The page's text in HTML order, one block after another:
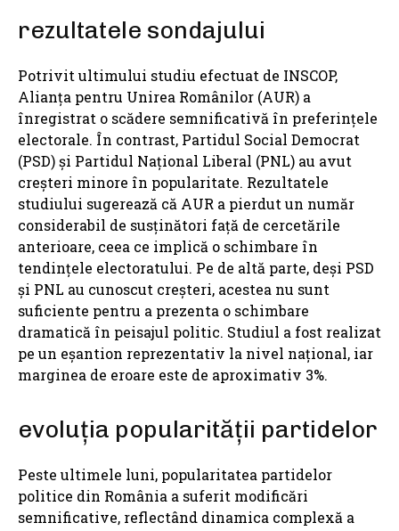
rezultatele sondajului
Potrivit ultimului studiu efectuat de INSCOP,
Alianța pentru Unirea Românilor (AUR) a
înregistrat o scădere semnificativă în preferințele
electorale. În contrast, Partidul Social Democrat
(PSD) și Partidul Național Liberal (PNL) au avut
creșteri minore în popularitate. Rezultatele
studiului sugerează că AUR a pierdut un număr
considerabil de susținători față de cercetările
anterioare, ceea ce implică o schimbare în
tendințele electoratului. Pe de altă parte, deși PSD
și PNL au cunoscut creșteri, acestea nu sunt
suficiente pentru a prezenta o schimbare
dramatică în peisajul politic. Studiul a fost realizat
pe un eșantion reprezentativ la nivel național, iar
marginea de eroare este de aproximativ 3%.
evoluția popularității partidelor
Peste ultimele luni, popularitatea partidelor
politice din România a suferit modificări
semnificative, reflectând dinamica complexă a